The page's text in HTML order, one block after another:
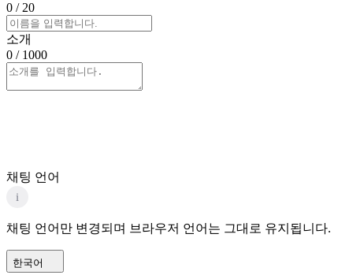
0 / 20
소개
0 / 1000
채팅 언어
i
채팅 언어만 변경되며 브라우저 언어는 그대로 유지됩니다.
한국어